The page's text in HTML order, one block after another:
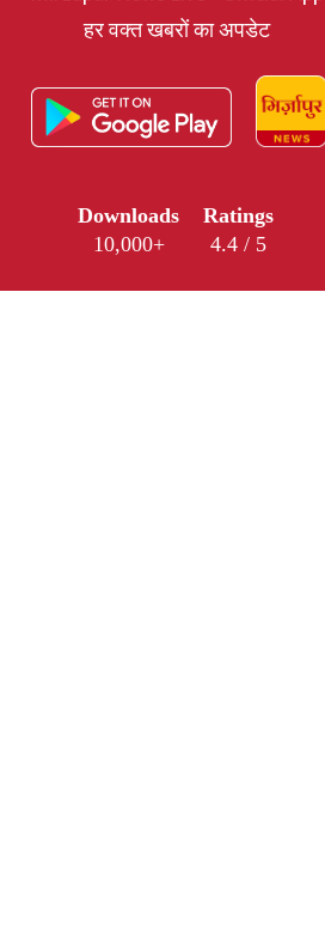
हर वक्त खबरों का अपडेट
Downloads
10,000+
Ratings
4.4 / 5